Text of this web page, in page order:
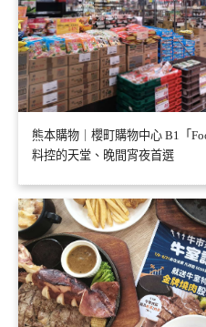
熊本購物｜櫻町購物中心 B1「
料控的天堂、晚間宵夜首選